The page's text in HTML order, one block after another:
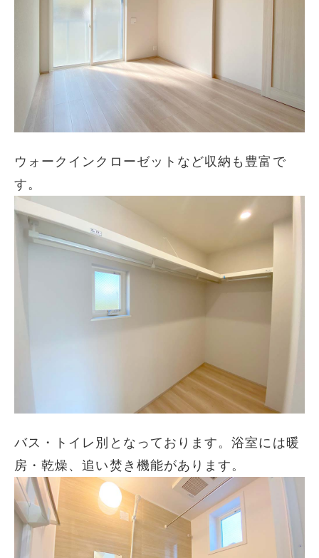
ウォークインクローゼットなど収納も豊富で
す。
バス・トイレ別となっております。浴室には暖
房・乾燥、追い焚き機能があります。